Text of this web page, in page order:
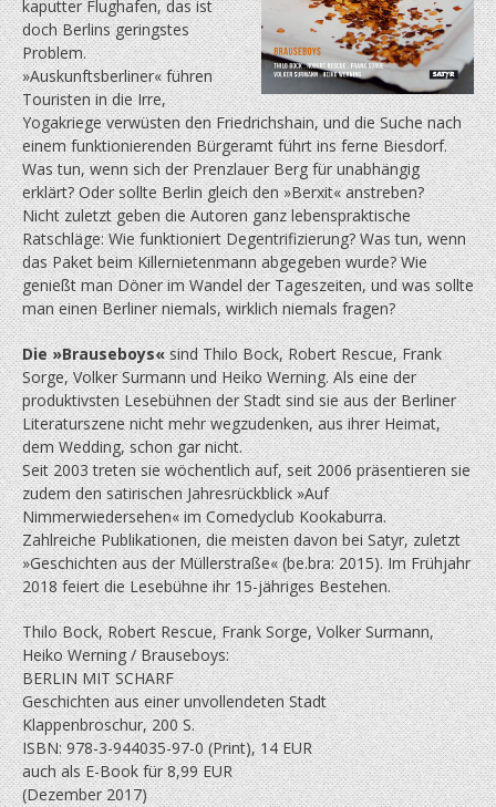
kaputter Flughafen, das ist
doch Berlins geringstes
Problem.
»Auskunftsberliner« führen
Touristen in die Irre,
Yogakriege verwüsten den Friedrichs­hain, und die Suche nach
einem funktionierenden Bürgeramt führt ins ferne Biesdorf.
Was tun, wenn sich der Prenzlauer Berg für unabhängig
erklärt? Oder sollte Berlin gleich den »Berxit« anstreben?
Nicht zuletzt geben die Autoren ganz lebens­praktische
Ratschläge: Wie funktioniert Degentrifizierung? Was tun, wenn
das Paket beim Killernietenmann abge­ge­ben wurde? Wie
genießt man Döner im Wandel der Tageszeiten, und was sollte
man einen Berliner niemals, wirklich niemals fragen?
Die »Brauseboys«sind Thilo Bock, Robert Rescue, Frank
Sorge, Volker Surmann und Heiko Werning. Als eine der
produktivsten Lesebühnen der Stadt sind sie aus der Berliner
Literaturszene nicht mehr wegzudenken, aus ihrer Heimat,
dem Wedding, schon gar nicht.
Seit 2003 treten sie wöchentlich auf, seit 2006 präsentieren sie
zudem den satirischen Jahresrückblick »Auf
Nimmerwiedersehen« im Comedyclub Kookaburra.
Zahlreiche Publikationen, die meisten davon bei Satyr, zuletzt
»Geschichten aus der Müllerstraße« (be.bra: 2015). Im Frühjahr
2018 feiert die Lesebühne ihr 15-jähriges Bestehen.
Thilo Bock, Robert Rescue, Frank Sorge, Volker Surmann,
Heiko Werning / Brauseboys:
BERLIN MIT SCHARF
Geschichten aus einer unvollendeten Stadt
Klappenbroschur, 200 S.
ISBN: 978-3-944035-97-0 (Print), 14 EUR
auch als E-Book für 8,99 EUR
(Dezember 2017)